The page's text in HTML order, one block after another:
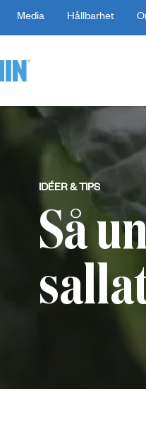
Media Hållbarhet
IDÉER & TIPS
Så